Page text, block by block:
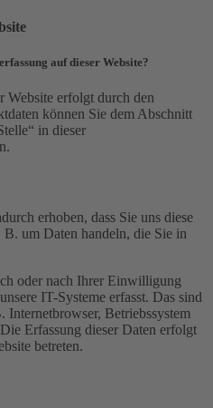
auf dieser Website?
Website erfolgt durch den
können Sie dem Abschnitt
in dieser
erhoben, dass Sie uns diese
um Daten handeln, die Sie in
oder nach Ihrer Einwilligung
IT-Systeme erfasst. Das sind
Internetbrowser, Betriebssystem
Erfassung dieser Daten erfolgt
betreten.